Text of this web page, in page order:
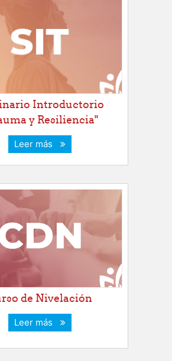
Introductorio
y Resiliencia"
Leer más
de Nivelación
Leer más